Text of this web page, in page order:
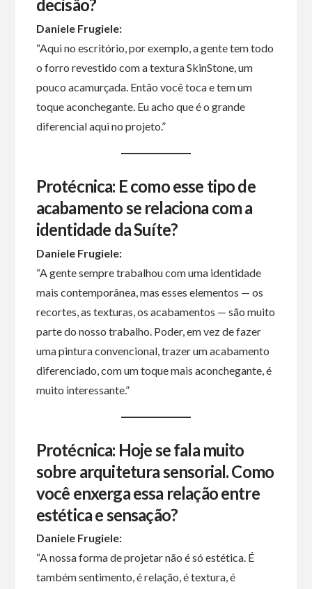
decisão?
Daniele Frugiele:
“Aqui no escritório, por exemplo, a gente tem todo
o forro revestido com a textura SkinStone, um
pouco acamurçada. Então você toca e tem um
toque aconchegante. Eu acho que é o grande
diferencial aqui no projeto.”
Protécnica: E como esse tipo de
acabamento se relaciona com a
identidade da Suíte?
Daniele Frugiele:
“A gente sempre trabalhou com uma identidade
mais contemporânea, mas esses elementos — os
recortes, as texturas, os acabamentos — são muito
parte do nosso trabalho. Poder, em vez de fazer
uma pintura convencional, trazer um acabamento
diferenciado, com um toque mais aconchegante, é
muito interessante.”
Protécnica: Hoje se fala muito
sobre arquitetura sensorial. Como
você enxerga essa relação entre
estética e sensação?
Daniele Frugiele:
“A nossa forma de projetar não é só estética. É
também sentimento, é relação, é textura, é